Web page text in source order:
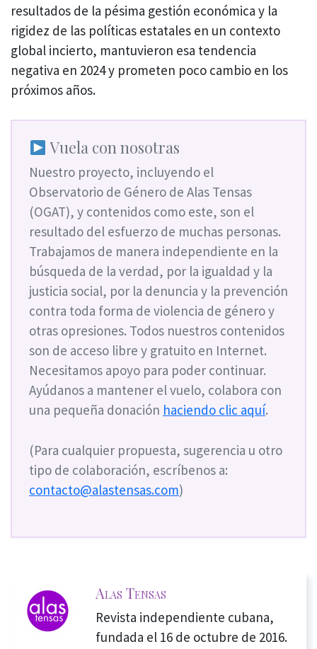
resultados de la pésima gestión económica y la
rigidez de las políticas estatales en un contexto
global incierto, mantuvieron esa tendencia
negativa en 2024 y prometen poco cambio en los
próximos años.
Vuela con nosotras
Nuestro proyecto, incluyendo el
Observatorio de Género de Alas Tensas
(OGAT), y contenidos como este, son el
resultado del esfuerzo de muchas personas.
Trabajamos de manera independiente en la
búsqueda de la verdad, por la igualdad y la
justicia social, por la denuncia y la prevención
contra toda forma de violencia de género y
otras opresiones. Todos nuestros contenidos
son de acceso libre y gratuito en Internet.
Necesitamos apoyo para poder continuar.
Ayúdanos a mantener el vuelo, colabora con
una pequeña donación haciendo clic aquí.
(Para cualquier propuesta, sugerencia u otro
tipo de colaboración, escríbenos a:
contacto@alastensas.com)
Alas Tensas
Revista independiente cubana,
fundada el 16 de octubre de 2016.